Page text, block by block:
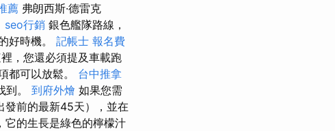
薦 弗朗西斯·德雷克
seo行銷 銀色艦隊路線，
好時機。 記帳士 報名費
，您還必須提及車載跑
都可以放鬆。 台中推拿
到。 到府外燴 如果您需
發前的最新45天），並在
的生長是綠色的檸檬汁